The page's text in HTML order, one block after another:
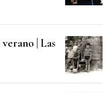
| Las